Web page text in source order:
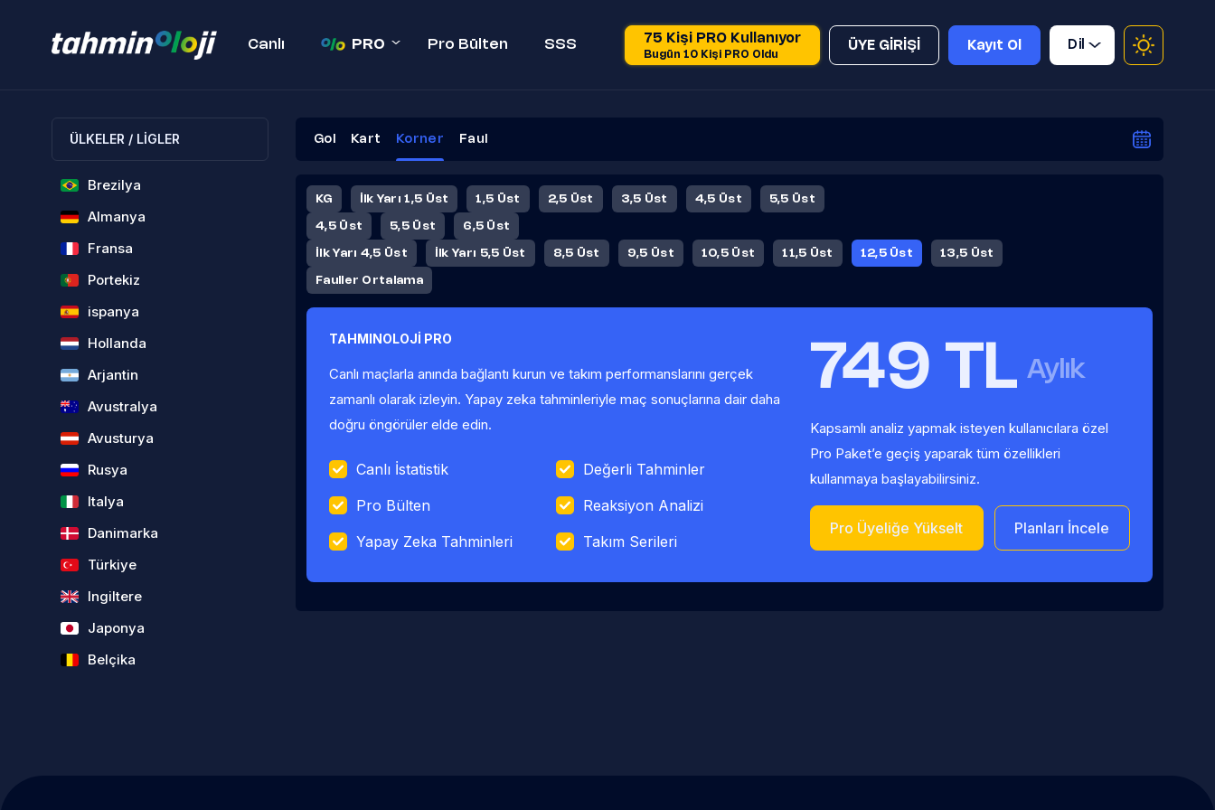
Canlı PRO Pro Bülten SSS 75 Kişi PRO Kullanıyor
Bugün 10 Kişi PRO Oldu
ÜYE GİRİŞİ Kayıt Ol Dil
ÜLKELER / LİGLER
Brezilya
Almanya
Fransa
Portekiz
ispanya
Hollanda
Arjantin
Avustralya
Avusturya
Rusya
Italya
Danimarka
Türkiye
Ingiltere
Japonya
Belçika
Gol Kart Korner Faul
KG İlk Yarı 1,5 Üst 1,5 Üst 2,5 Üst 3,5 Üst 4,5 Üst 5,5 Üst
4,5 Üst 5,5 Üst 6,5 Üst
İlk Yarı 4,5 Üst İlk Yarı 5,5 Üst 8,5 Üst 9,5 Üst 10,5 Üst 11,5 Üst 12,5 Üst 13,5 Üst
Fauller Ortalama
TAHMINOLOJİ PRO
Canlı maçlarla anında bağlantı kurun ve takım performanslarını gerçek
zamanlı olarak izleyin. Yapay zeka tahminleriyle maç sonuçlarına dair daha
doğru öngörüler elde edin.
Canlı İstatistik
Değerli Tahminler
Pro Bülten
Reaksiyon Analizi
Yapay Zeka Tahminleri
Takım Serileri
749 TL Aylık
Kapsamlı analiz yapmak isteyen kullanıcılara özel
Pro Paket’e geçiş yaparak tüm özellikleri
kullanmaya başlayabilirsiniz.
Pro Üyeliğe Yükselt Planları İncele